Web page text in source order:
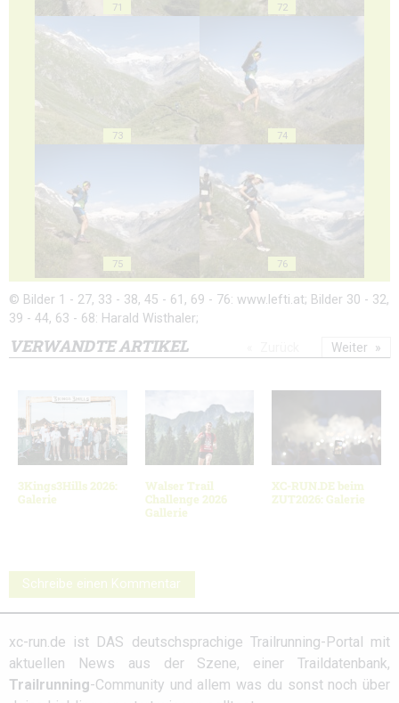
71 72
73 74
75 76
© Bilder 1 - 27, 33 - 38, 45 - 61, 69 - 76: www.lefti.at; Bilder 30 - 32,
39 - 44, 63 - 68: Harald Wisthaler;
VERWANDTE ARTIKEL
3Kings3Hills 2026:
Galerie
Walser Trail
Challenge 2026
Gallerie
XC-RUN.DE beim
ZUT2026: Galerie
Weiter
Schreibe einen Kommentar
xc-run.de ist DAS deutschsprachige Trailrunning-Portal mit
aktuellen News aus der Szene, einer Traildatenbank,
Trailrunning-Community und allem was du sonst noch über